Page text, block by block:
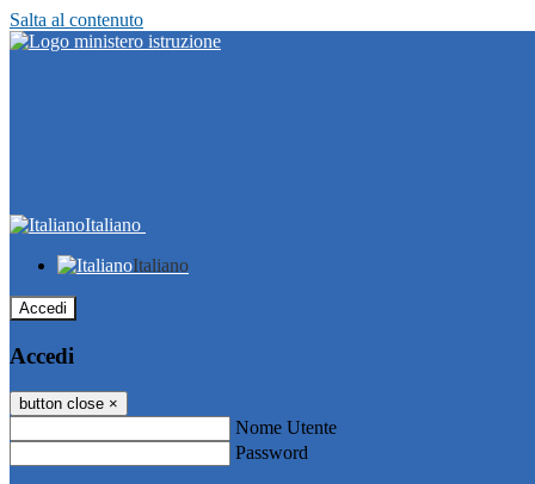
Salta al contenuto
Italiano
Italiano
Accedi
Accedi
button close ×
Nome Utente
Password